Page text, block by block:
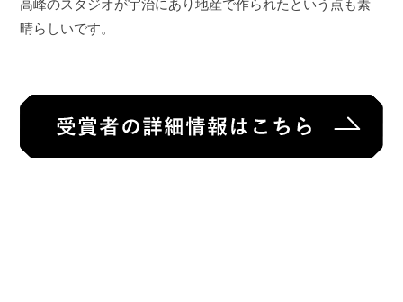
高峰のスタジオが宇治にあり地産で作られたという点も素
晴らしいです。